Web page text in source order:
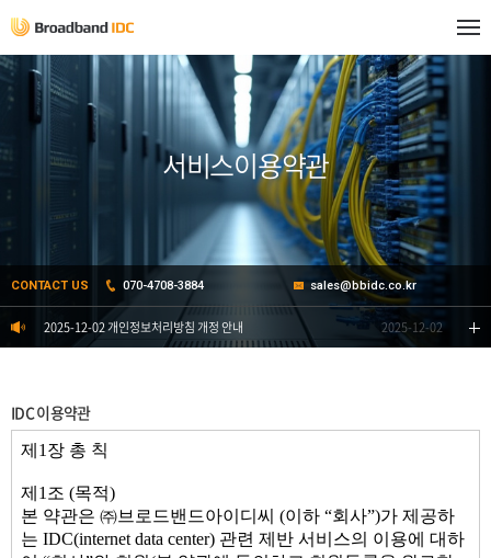
서비스이용약관
CONTACT US 070-4708-3884 sales@bbidc.co.kr
2025-12-02 개인정보처리방침 개정 안내 2025-12-02
IDC 이용약관